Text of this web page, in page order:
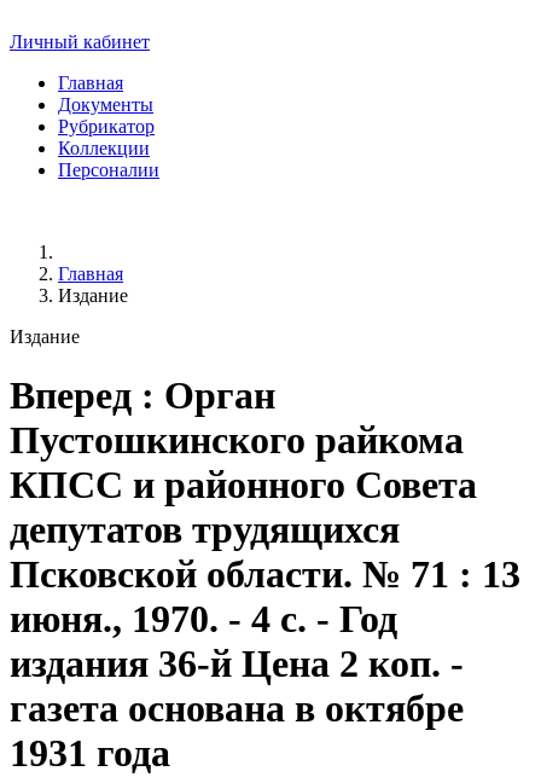
Личный кабинет
Главная
Документы
Рубрикатор
Коллекции
Персоналии
Главная
Издание
Издание
Вперед : Орган
Пустошкинского райкома
КПСС и районного Совета
депутатов трудящихся
Псковской области. № 71 : 13
июня., 1970. - 4 с. - Год
издания 36-й Цена 2 коп. -
газета основана в октябре
1931 года